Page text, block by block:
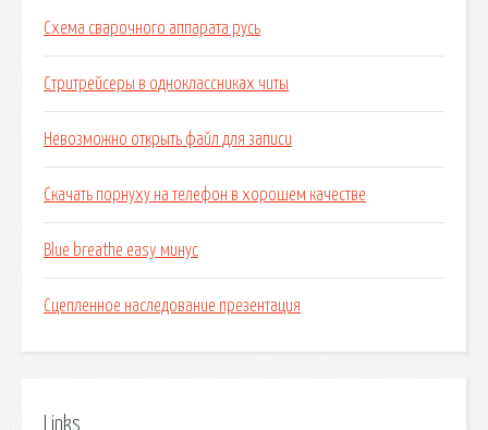
Схема сварочного аппарата русь
Стритрейсеры в одноклассниках читы
Невозможно открыть файл для записи
Скачать порнуху на телефон в хорошем качестве
Blue breathe easy минус
Сцепленное наследование презентация
Links